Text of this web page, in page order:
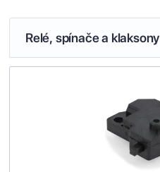
Relé, spínače a klaksony